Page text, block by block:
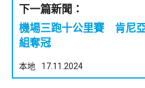
下一篇新聞：
機場三跑十公里賽 肯尼
組奪冠
本地 17.11.2024